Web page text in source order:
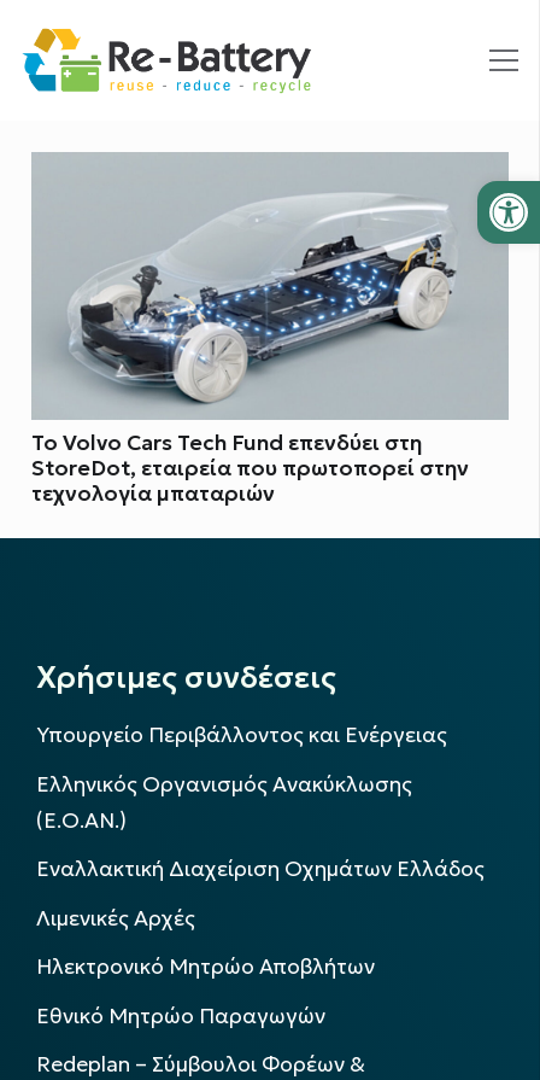
Το Volvo Cars Tech Fund επενδύει στη
StoreDot, εταιρεία που πρωτοπορεί στην
τεχνολογία μπαταριών
Χρήσιμες συνδέσεις
Υπουργείο Περιβάλλοντος και Ενέργειας
Ελληνικός Οργανισμός Ανακύκλωσης
(Ε.Ο.ΑΝ.)
Εναλλακτική Διαχείριση Οχημάτων Ελλάδος
Λιμενικές Αρχές
Ηλεκτρονικό Μητρώο Αποβλήτων
Εθνικό Μητρώο Παραγωγών
Redeplan – Σύμβουλοι Φορέων &